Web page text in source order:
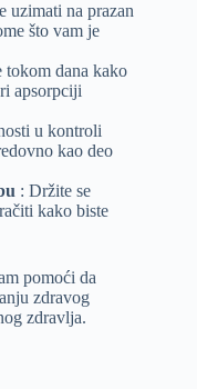
uzimati na prazan
što vam je
tokom dana kako
apsorpciji
u kontroli
kao deo
: Držite se
kako biste
pomoći da
zdravog
zdravlja.